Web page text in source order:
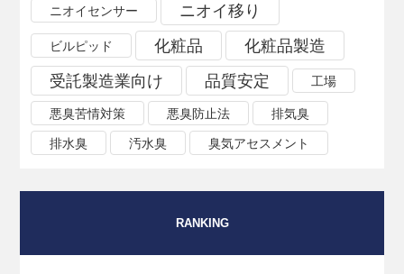
ニオイセンサー ニオイ移り
ビルピッド 化粧品
化粧品製造
受託製造業向け
品質安定 工場
悪臭苦情対策 悪臭防止法 排気臭
排水臭 汚水臭 臭気アセスメント
RANKING